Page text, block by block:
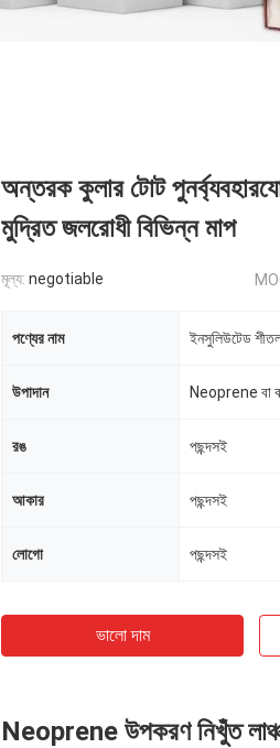
অন্তরক কুলার টোট
মুদ্রিত জলরোধী বিভিন্ন মাপ
মূল্য: negotiable
পণ্যের নাম ইনসুলিউটেড
উপাদান Neoprene বা
রঙ পছন্দসই
আকার পছন্দসই
লোগো পছন্দসই
ভালো দাম
Neoprene উপকরণ নিখুঁত